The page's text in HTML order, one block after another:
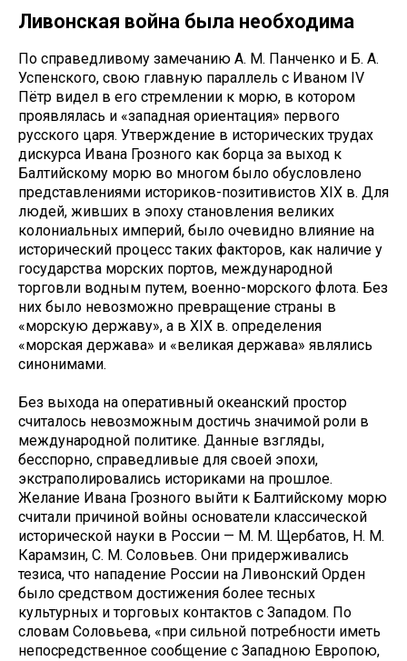
Ливонская война была необходима
По справедливому замечанию А. М. Панченко и Б. А.
Успенского, свою главную параллель с Иваном IV
Пётр видел в его стремлении к морю, в котором
проявлялась и «западная ориентация» первого
русского царя. Утверждение в исторических трудах
дискурса Ивана Грозного как борца за выход к
Балтийскому морю во многом было обусловлено
представлениями историков-позитивистов ХIХ в. Для
людей, живших в эпоху становления великих
колониальных империй, было очевидно влияние на
исторический процесс таких факторов, как наличие у
государства морских портов, международной
торговли водным путем, военно-морского флота. Без
них было невозможно превращение страны в
«морскую державу», а в ХIХ в. определения
«морская держава» и «великая держава» являлись
синонимами.
Без выхода на оперативный океанский простор
считалось невозможным достичь значимой роли в
международной политике. Данные взгляды,
бесспорно, справедливые для своей эпохи,
экстраполировались историками на прошлое.
Желание Ивана Грозного выйти к Балтийскому морю
считали причиной войны основатели классической
исторической науки в России — М. М. Щербатов, Н. М.
Карамзин, С. М. Соловьев. Они придерживались
тезиса, что нападение России на Ливонский Орден
было средством достижения более тесных
культурных и торговых контактов с Западом. По
словам Соловьева, «при сильной потребности иметь
непосредственное сообщение с Западною Европою,